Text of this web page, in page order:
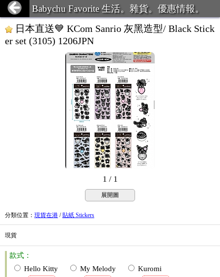
Babychu Favorite 生活。雜貨。優惠情報。
日本直送💙 KCom Sanrio 灰黑造型/ Black Stick
er set (3105) 1206JPN
1 / 1
展開圖
分類位置 ： 現貨在港 /貼紙 Stickers
現貨
款式：
Hello Kitty
My Melody Kuromi